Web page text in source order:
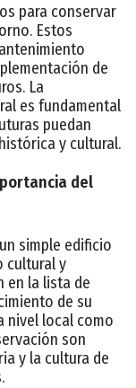
para conservar
Estos
de
La
es fundamental
puedan
y cultural.
del
simple edificio
cultural y
en la lista de
de su
nivel local como
son
y la cultura de